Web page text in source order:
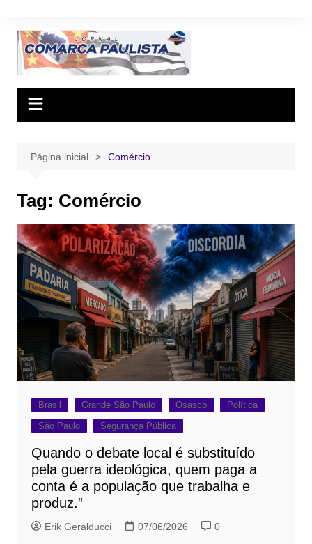
conteúdo
Página inicial Comércio
Tag: Comércio
Brasil Grande São Paulo Osasco
Política
São Paulo
Segurança Pública
Quando o debate local é substituído
pela guerra ideológica, quem paga a
conta é a população que trabalha e
produz.”
Erik Geralducci 07/06/2026 0